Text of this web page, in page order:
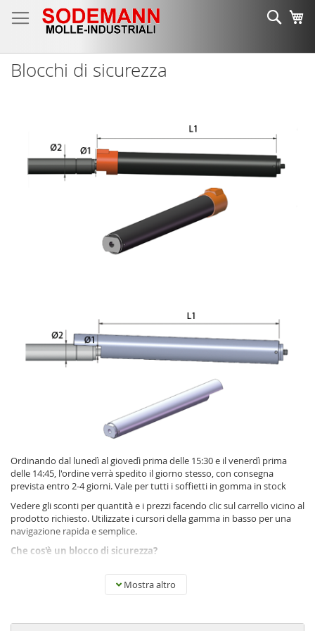
al
contenuto
Cerca
Blocchi di sicurezza
Ordinando dal lunedì al giovedì prima delle 15:30 e il venerdì prima
delle 14:45, l'ordine verrà spedito il giorno stesso, con consegna
prevista entro 2-4 giorni. Vale per tutti i soffietti in gomma in stock
Vedere gli sconti per quantità e i prezzi facendo clic sul carrello vicino al
prodotto richiesto. Utilizzate i cursori della gamma in basso per una
navigazione rapida e semplice.
Che cos'è un blocco di sicurezza?
I blocchi di sicurezza sono utilizzati come dispositivi di sicurezza nelle
Mostra altro